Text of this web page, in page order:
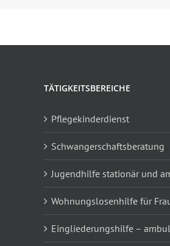
TÄTIGKEITSBEREICHE
Pflegekinderdienst
Schwangerschaftsberatung
Jugendhilfe stationär und
Wohnungslosenhilfe für
Eingliederungshilfe –